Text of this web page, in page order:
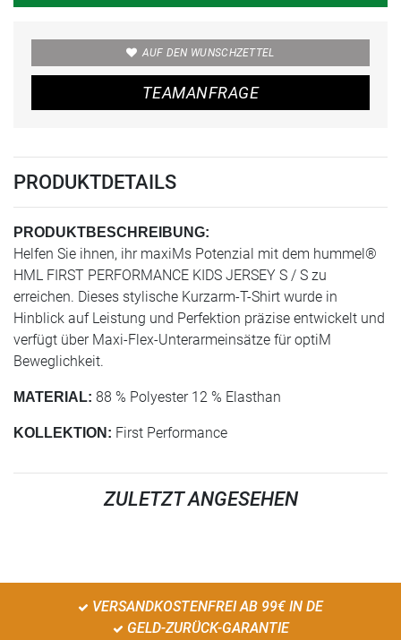
AUF DEN WUNSCHZETTEL
TEAMANFRAGE
PRODUKTDETAILS
PRODUKTBESCHREIBUNG:
Helfen Sie ihnen, ihr maxiMs Potenzial mit dem hummel®
HML FIRST PERFORMANCE KIDS JERSEY S / S zu
erreichen. Dieses stylische Kurzarm-T-Shirt wurde in
Hinblick auf Leistung und Perfektion präzise entwickelt und
verfügt über Maxi-Flex-Unterarmeinsätze für optiM
Beweglichkeit.
MATERIAL: 88 % Polyester 12 % Elasthan
KOLLEKTION: First Performance
ZULETZT ANGESEHEN
VERSANDKOSTENFREI AB 99€ IN DE
GELD-ZURÜCK-GARANTIE